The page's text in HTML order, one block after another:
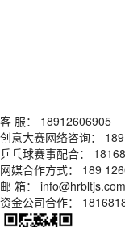
客 服： 18912606905
创意大赛网络咨询：
乒乓球赛事配合：
网媒合作方式： 189
邮 箱： info@hrbltjs.com
资金公司合作：